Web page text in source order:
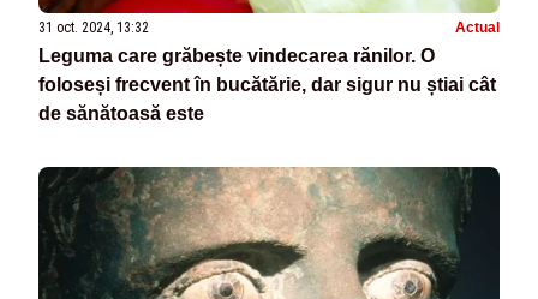
31 oct. 2024, 13:32 Actual
Leguma care grăbește vindecarea rănilor. O
foloseși frecvent în bucătărie, dar sigur nu știai cât
de sănătoasă este